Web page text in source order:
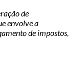
de
envolve a
de impostos,